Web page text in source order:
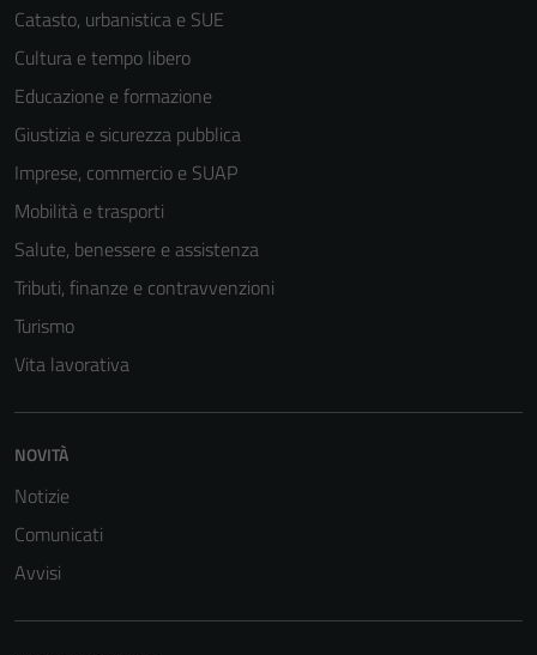
Catasto, urbanistica e SUE
Cultura e tempo libero
Educazione e formazione
Giustizia e sicurezza pubblica
Imprese, commercio e SUAP
Mobilità e trasporti
Salute, benessere e assistenza
Tributi, finanze e contravvenzioni
Turismo
Vita lavorativa
NOVITÀ
Notizie
Comunicati
Avvisi